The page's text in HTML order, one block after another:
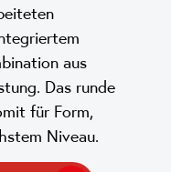
aus
Das runde
für Form,
Niveau.